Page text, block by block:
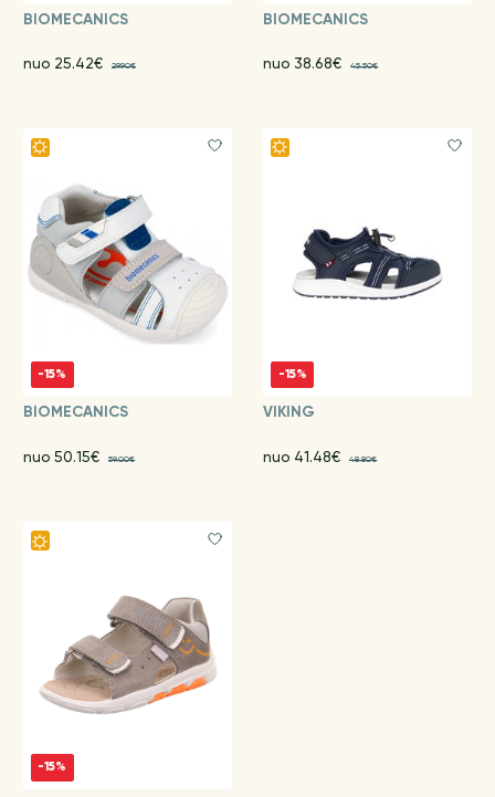
BIOMECANICS
nuo 25.42€ 29.90€
BIOMECANICS
nuo 38.68€ 45.50€
-15%
BIOMECANICS
nuo 50.15€ 59.00€
-15%
VIKING
nuo 41.48€ 48.80€
-15%